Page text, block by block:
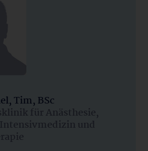
Tim, BSc
für Anästhesie,
und